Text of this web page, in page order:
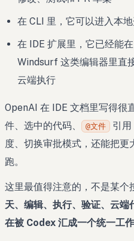
在 CLI 里，它可以进入本
在 IDE 扩展里，它已经能
Windsurf 这类编辑器里直
云端执行
OpenAI 在 IDE 文档里写得很
件、选中的代码、
@文件
引
度、切换审批模式，还能把
跑。
这里最值得注意的，不是某个
天、编辑、执行、验证、云
在被 Codex 汇成一个统一工作